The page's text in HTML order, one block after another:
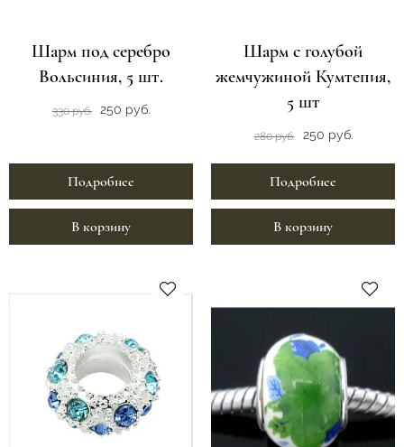
Шарм под серебро
Вольсиния, 5 шт.
330 руб. 250 руб.
Подробнее
В корзину
Шарм с голубой
жемчужиной Кумтепия,
5 шт
280 руб. 250 руб.
Подробнее
В корзину